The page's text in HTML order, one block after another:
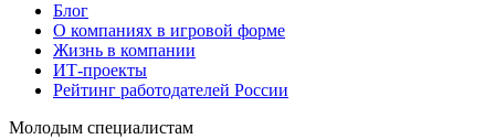
Блог
О компаниях в игровой форме
Жизнь в компании
ИТ-проекты
Рейтинг работодателей России
Молодым специалистам